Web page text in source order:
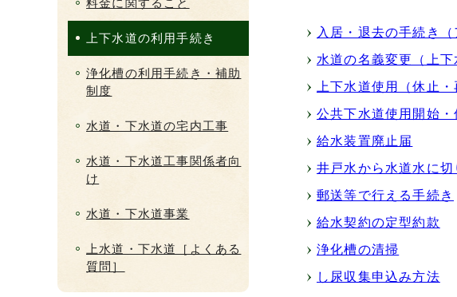
入居・退去の手続き（
水道の名義変更（上下
上下水道使用（休止
公共下水道使用開始
給水装置廃止届
井戸水から水道水に
郵送等で行える手続き
給水契約の定型約款
浄化槽の清掃
し尿収集申込み方法
料金に関すること
上下水道の利用手続き
浄化槽の利用手続き・補助
制度
水道・下水道の宅内工事
水道・下水道工事関係者向
け
水道・下水道事業
上水道・下水道［よくある
質問］